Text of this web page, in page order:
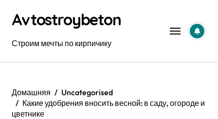
содержанию
Avtostroybeton
Строим мечты по кирпичику
Домашняя
Uncategorised
Какие удобрения вносить весной: в саду, огороде и
цветнике